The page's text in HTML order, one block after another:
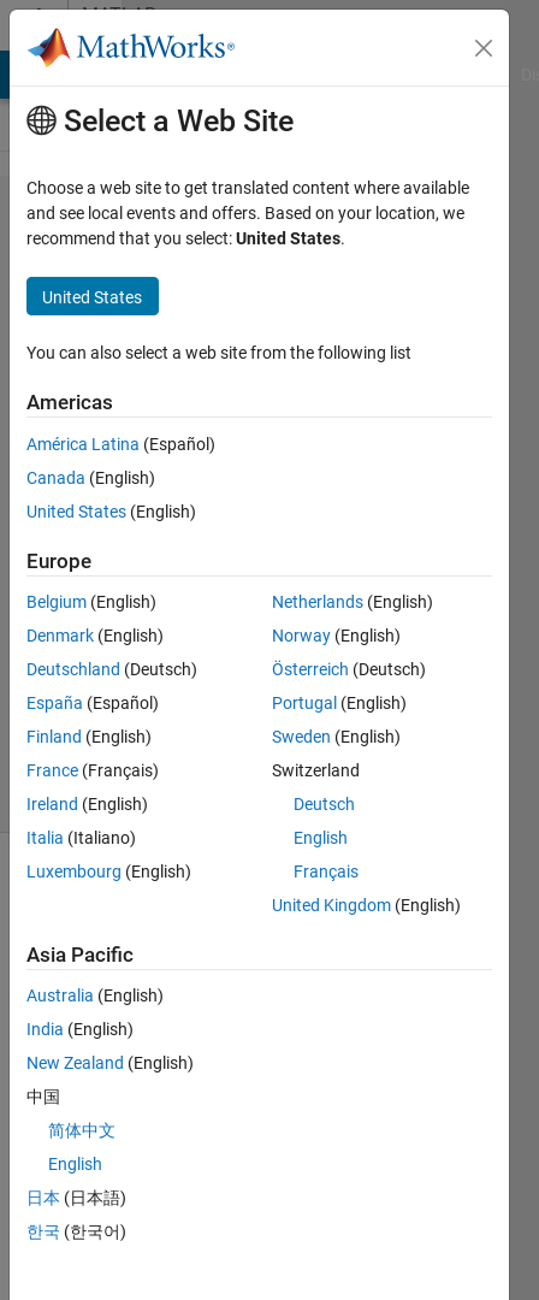
Skip to contentMATLAB
Answers
simulink
にお​け
るM-
functi​on
でのfor
ループ​
につい
て
26 Mar
1 Answer
Answer
Accepted
Updated
28 Mar
2025
6 Views
(30 days)
simuli
nkに
るM-
functi
on内
下例
のよ
Select a Web Site
Choose a web site to get translated content where available
and see local events and offers. Based on your location, we
recommend that you select:United States.
United States
You can also select a web site from the following list
Americas
América Latina (Español)
Canada (English)
United States (English)
Europe
Belgium (English)
Denmark (English)
Deutschland (Deutsch)
España (Español)
Finland (English)
France (Français)
Ireland (English)
Italia (Italiano)
Luxembourg (English)
Netherlands (English)
Norway (English)
Österreich (Deutsch)
Portugal (English)
Sweden (English)
Switzerland
Deutsch
English
Français
United Kingdom (English)
Asia Pacific
Australia (English)
India (English)
New Zealand (English)
中国
简体中文
English
日本 (日本語)
한국 (한국어)